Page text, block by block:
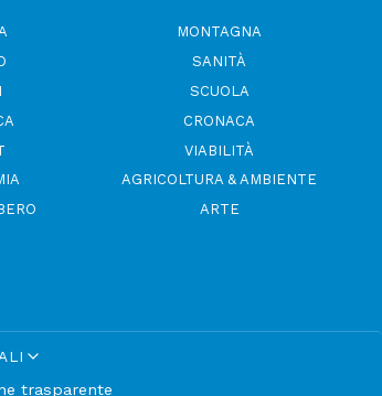
MONTAGNA
SANITÀ
SCUOLA
CRONACA
VIABILITÀ
AGRICOLTURA & AMBIENTE
ARTE
trasparente